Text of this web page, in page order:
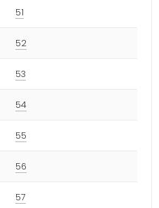
51
52
53
54
55
56
57